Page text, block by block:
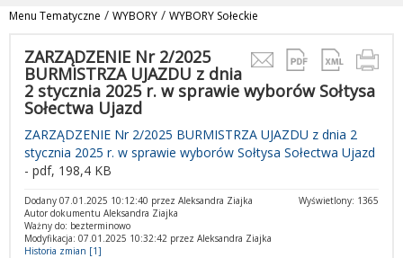
Menu Tematyczne / WYBORY / WYBORY Sołeckie
ZARZĄDZENIE Nr 2/2025
BURMISTRZA UJAZDU z dnia
2 stycznia 2025 r. w sprawie wyborów Sołtysa
Sołectwa Ujazd
ZARZĄDZENIE Nr 2/2025 BURMISTRZA UJAZDU z dnia 2
stycznia 2025 r. w sprawie wyborów Sołtysa Sołectwa Ujazd
- pdf, 198,4 KB
Wyświetlony: 1365
Dodany 07.01.2025 10:12:40 przez Aleksandra Ziajka
Autor dokumentu Aleksandra Ziajka
Ważny do: bezterminowo
Modyfikacja: 07.01.2025 10:32:42 przez Aleksandra Ziajka
Historia zmian [1]